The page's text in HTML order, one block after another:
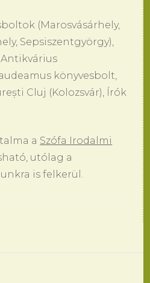
(Marosvásárhely,
Sepsiszentgyörgy),
könyvesbolt,
Cluj (Kolozsvár), Írók
a Szófa Irodalmi
utólag a
is felkerül.